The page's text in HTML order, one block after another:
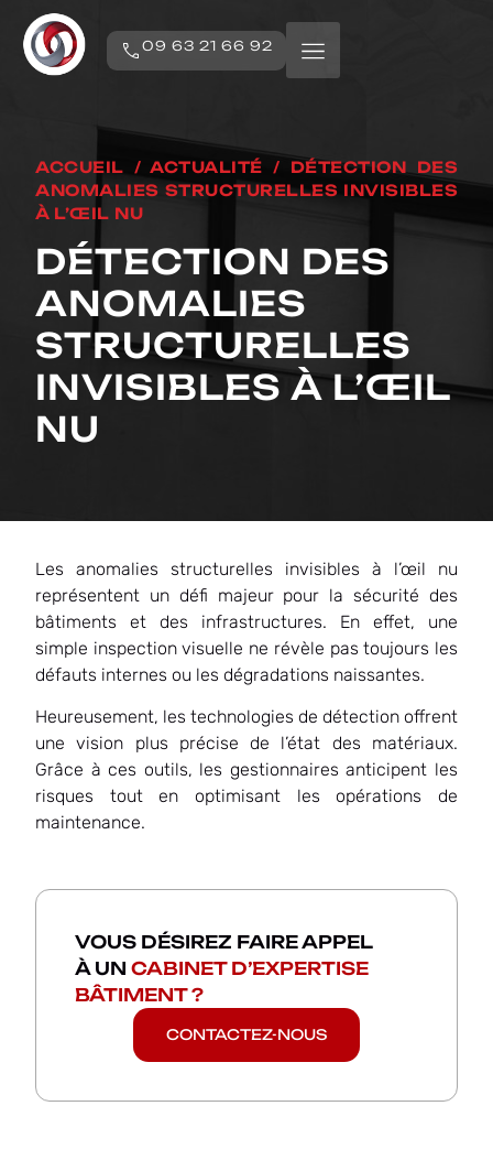
09 63 21 66 92
ACCUEIL /ACTUALITÉ / DÉTECTION DES
ANOMALIES STRUCTURELLES INVISIBLES
À L’ŒIL NU
DÉTECTION DES
ANOMALIES
STRUCTURELLES
INVISIBLES À L’ŒIL
NU
Les anomalies structurelles invisibles à l’œil nu
représentent un défi majeur pour la sécurité des
bâtiments et des infrastructures. En effet, une
simple inspection visuelle ne révèle pas toujours les
défauts internes ou les dégradations naissantes.
Heureusement, les technologies de détection offrent
une vision plus précise de l’état des matériaux.
Grâce à ces outils, les gestionnaires anticipent les
risques tout en optimisant les opérations de
maintenance.
VOUS DÉSIREZ FAIRE APPEL
À UN CABINET D’EXPERTISE
BÂTIMENT?
CONTACTEZ-NOUS